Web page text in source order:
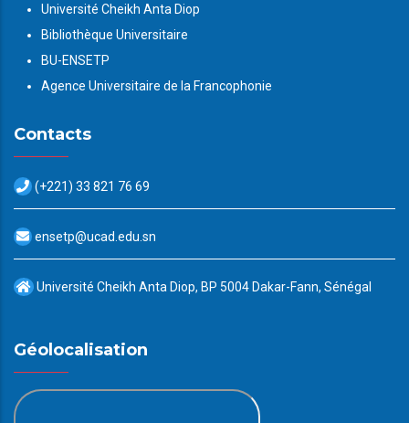
Université Cheikh Anta Diop
Bibliothèque Universitaire
BU-ENSETP
Agence Universitaire de la Francophonie
Contacts
(+221) 33 821 76 69
ensetp@ucad.edu.sn
Université Cheikh Anta Diop, BP 5004 Dakar-Fann, Sénégal
Géolocalisation